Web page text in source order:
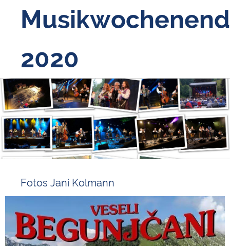
2020
Fotos Jani Kolmann